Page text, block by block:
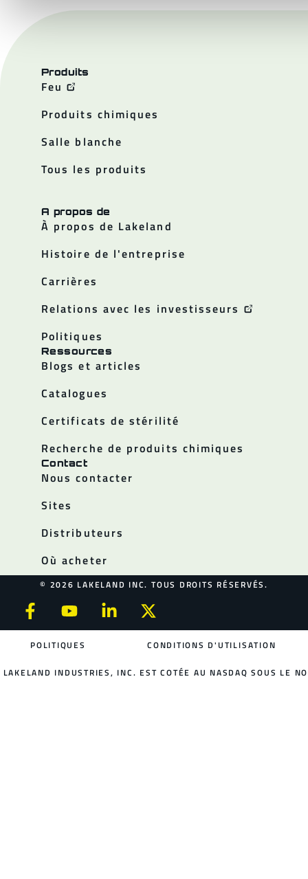
Produits
Feu
Produits chimiques
Salle blanche
Tous les produits
A propos de
À propos de Lakeland
Histoire de l'entreprise
Carrières
Relations avec les investisseurs
Politiques
Ressources
Blogs et articles
Catalogues
Certificats de stérilité
Recherche de produits chimiques
Contact
Nous contacter
Sites
Distributeurs
Où acheter
© 2026 LAKELAND INC. TOUS DROITS RÉSERVÉS.
POLITIQUES CONDITIONS D'UTILISATION
LAKELAND INDUSTRIES, INC. EST COTÉE AU NASDAQ SOUS LE